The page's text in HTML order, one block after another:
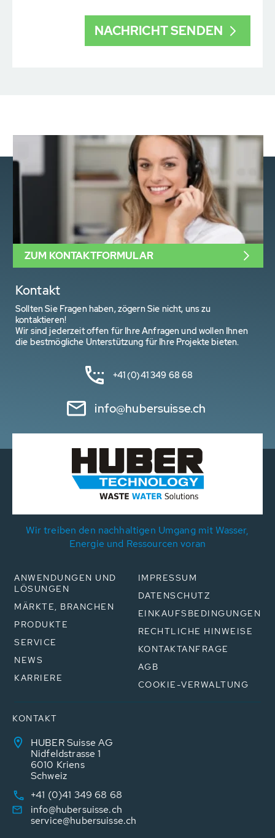
Kontakt
Sollten Sie Fragen haben, zögern Sie nicht, uns zu
kontaktieren!
Wir sind jederzeit offen für Ihre Anfragen und wollen Ihnen
die bestmögliche Unterstützung für Ihre Projekte bieten.
+41 (0)41 349 68 68
info@hubersuisse.ch
ZUM KONTAKTFORMULAR
Wir treiben den nachhaltigen Umgang mit Wasser,
Energie und Ressourcen voran
ANWENDUNGEN UND
LÖSUNGEN
MÄRKTE, BRANCHEN
PRODUKTE
SERVICE
NEWS
KARRIERE
IMPRESSUM
DATENSCHUTZ
EINKAUFSBEDINGUNGEN
RECHTLICHE HINWEISE
KONTAKTANFRAGE
AGB
COOKIE-VERWALTUNG
KONTAKT
HUBER Suisse AG
Nidfeldstrasse 1
6010 Kriens
Schweiz
+41 (0)41 349 68 68
info@hubersuisse.ch
service@hubersuisse.ch